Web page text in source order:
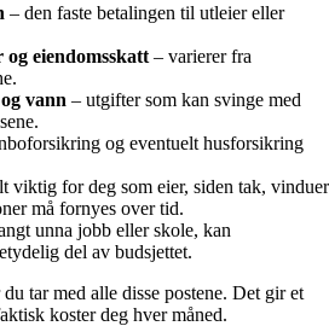
– den faste betalingen til utleier eller
eiendomsskatt – varierer fra
vann – utgifter som kan svinge med
og eventuelt husforsikring
viktig for deg som eier, siden tak, vinduer
må fornyes over tid.
unna jobb eller skole, kan
del av budsjettet.
tar med alle disse postene. Det gir et
koster deg hver måned.